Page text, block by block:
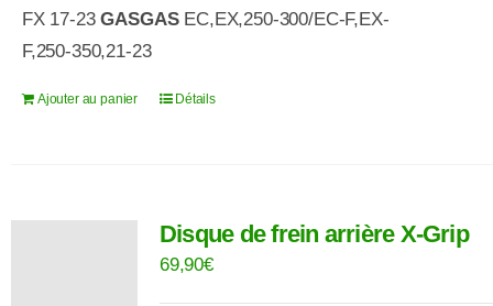
FX 17-23GASGASEC,EX,250-300/EC-F,EX-
F,250-350,21-23
Ajouter au panier Détails
Disque de frein arrière X-Grip
69,90€